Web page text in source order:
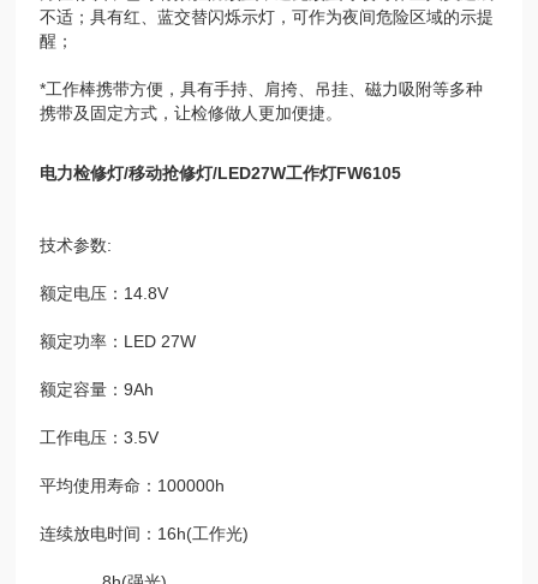
不适；具有红、蓝交替闪烁示灯，可作为夜间危险区域的示提
醒；
*工作棒携带方便，具有手持、肩挎、吊挂、磁力吸附等多种
携带及固定方式，让检修做人更加便捷。
电力检修灯/移动抢修灯/LED27W工作灯FW6105
技术参数:
额定电压：14.8V
额定功率：LED 27W
额定容量：9Ah
工作电压：3.5V
平均使用寿命：100000h
连续放电时间：16h(工作光)